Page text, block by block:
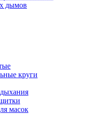
дымов
круги
масок